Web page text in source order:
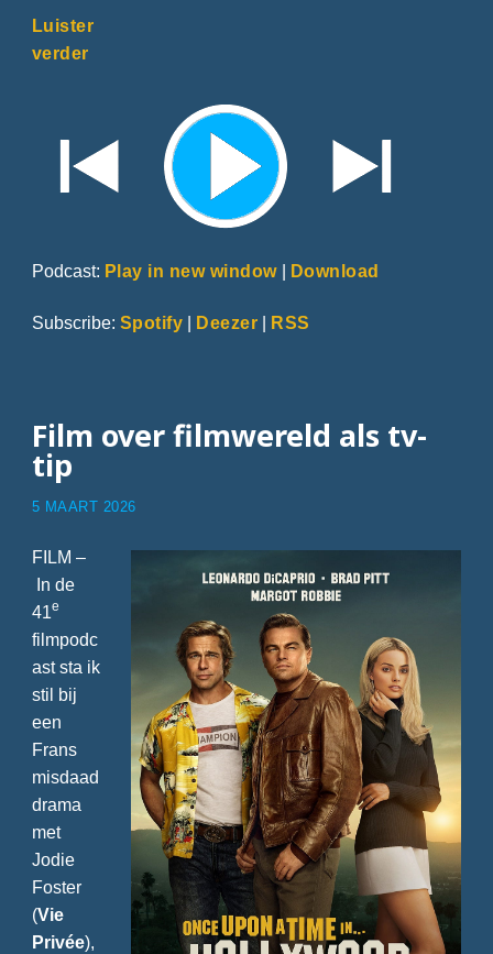
Luister
verder
Podcast: Play in new window| Download
Subscribe: Spotify | Deezer | RSS
Film over filmwereld als tv-
tip
5 MAART 2026
FILM –
In de
41e
filmpodc
ast sta ik
stil bij
een
Frans
misdaad
drama
met
Jodie
Foster
(Vie
Privée),